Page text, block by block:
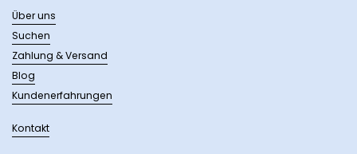
Über uns
Suchen
Zahlung & Versand
Blog
Kundenerfahrungen
Kontakt